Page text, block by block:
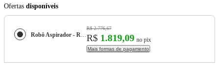
Ofertas disponíveis
Robô Aspirador - Ropo Vision Pro 110V
R$ 2.776,67
R$ 1.819,09 no pix
Mais formas de pagamento